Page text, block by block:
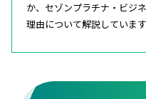
か、セゾンプラチナ・ビジ
理由について解説しています